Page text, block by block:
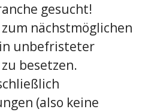
gesucht!
nächstmöglichen
unbefristeter
besetzen.
(also keine